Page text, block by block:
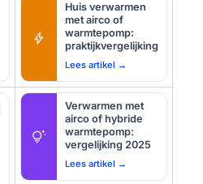
bolt
Huis verwarmen
met airco of
warmtepomp:
praktijkvergelijking
Lees artikel →
tips_and_updates
Verwarmen met
airco of hybride
warmtepomp:
vergelijking 2025
Lees artikel →